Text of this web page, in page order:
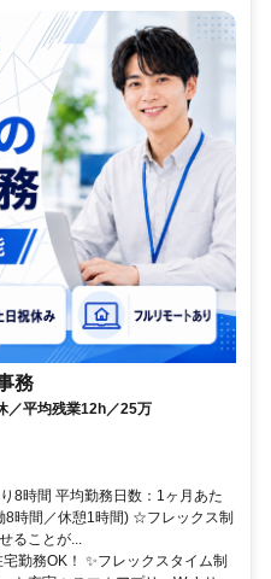
務
／平均残業12h／25万
8時間 平均勤務日数：1ヶ月あた
8時間／休憩1時間) ☆フレックス制
ることが...
勤務OK！ ✨フレックスタイム制